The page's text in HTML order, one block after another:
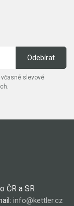
slevové
ČR a SR
info@kettler.cz